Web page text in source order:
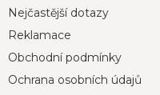
Nejčastější dotazy
Reklamace
Obchodní podmínky
Ochrana osobních údajů